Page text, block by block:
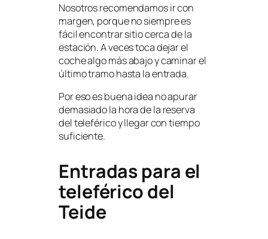
Nosotros recomendamos ir con
margen, porque no siempre es
fácil encontrar sitio cerca de la
estación. A veces toca dejar el
coche algo más abajo y caminar el
último tramo hasta la entrada.
Por eso es buena idea no apurar
demasiado la hora de la reserva
del teleférico y llegar con tiempo
suficiente.
Entradas para el
teleférico del
Teide